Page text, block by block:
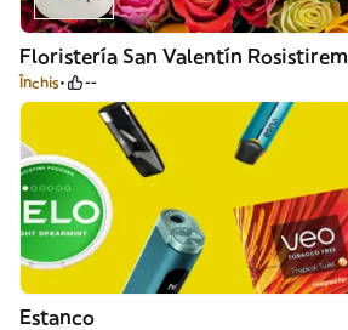
Floristería San Valentín Rosistirem
Închis --
Estanco